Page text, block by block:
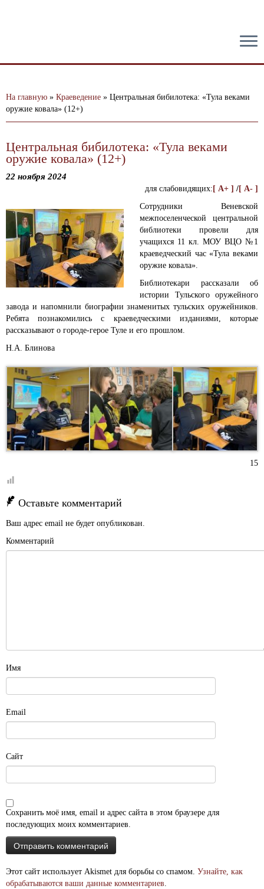
На главную » Краеведение » Центральная бибилотека: «Тула веками
оружие ковала» (12+)
Центральная бибилотека: «Тула веками
оружие ковала» (12+)
22 ноября 2024
для слабовидящих: [ A+ ] /[ A- ]
Сотрудники Веневской
межпоселенческой центральной
библиотеки провели для
учащихся 11 кл. МОУ ВЦО №1
краеведческий час «Тула веками
оружие ковала».
Библиотекари рассказали об
истории Тульского оружейного
завода и напомнили биографии знаменитых тульских оружейников.
Ребята познакомились с краеведческими изданиями, которые
рассказывают о городе-герое Туле и его прошлом.
Н.А. Блинова
15
Оставьте комментарий
Ваш адрес email не будет опубликован.
Комментарий
Имя
Email
Сайт
Сохранить моё имя, email и адрес сайта в этом браузере для
последующих моих комментариев.
Этот сайт использует Akismet для борьбы со спамом. Узнайте, как
обрабатываются ваши данные комментариев.